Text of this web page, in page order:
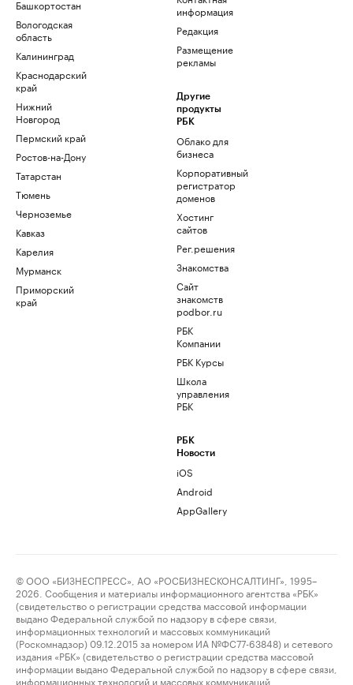
Башкортостан
Вологодская
область
Калининград
Краснодарский
край
Нижний
Новгород
Пермский край
Ростов-на-Дону
Татарстан
Тюмень
Черноземье
Кавказ
Карелия
Мурманск
Приморский
край
информация
Редакция
Размещение
рекламы
Другие
продукты
РБК
Облако для
бизнеса
Корпоративный
регистратор
доменов
Хостинг
сайтов
Рег.решения
Знакомства
Сайт
знакомств
podbor.ru
РБК
Компании
РБК Курсы
Школа
управления
РБК
РБК
Новости
iOS
Android
AppGallery
© ООО «БИЗНЕСПРЕСС», АО «РОСБИЗНЕСКОНСАЛТИНГ», 1995–
2026. Сообщения и материалы информационного агентства «РБК»
(свидетельство о регистрации средства массовой информации
выдано Федеральной службой по надзору в сфере связи,
информационных технологий и массовых коммуникаций
(Роскомнадзор) 09.12.2015 за номером ИА №ФС77-63848) и сетевого
издания «РБК» (свидетельство о регистрации средства массовой
информации выдано Федеральной службой по надзору в сфере связи,
информационных технологий и массовых коммуникаций